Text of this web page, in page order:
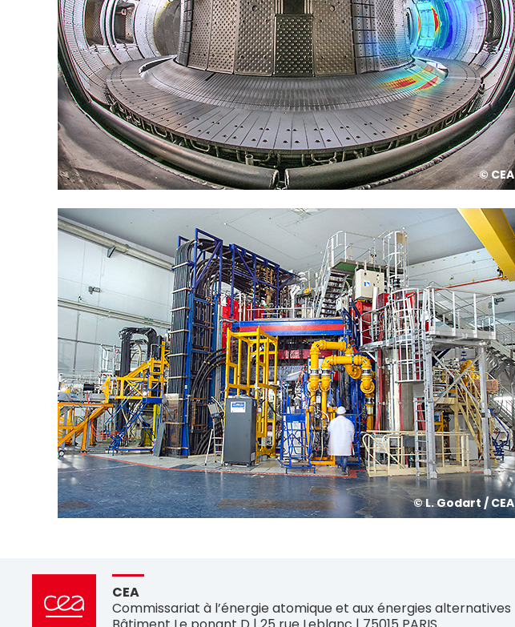
© CEA
© L. Godart / CEA
CEA
Commissariat à l’énergie atomique et aux énergies alternatives